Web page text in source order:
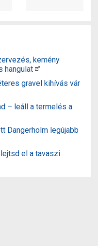
kemény
hangulat
gravel kihívás vár
– leáll a termelés a
Dangerholm legújabb
el a tavaszi